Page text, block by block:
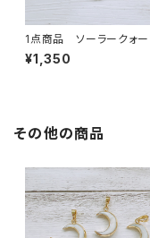
1点商品 ソーラークォー
ア 2カン ⑨
¥1,350
その他の商品